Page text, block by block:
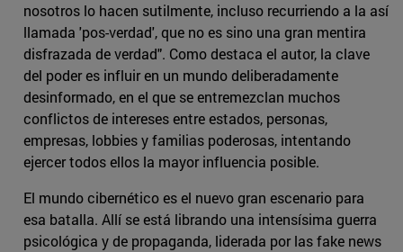
nosotros lo hacen sutilmente, incluso recurriendo a la así
llamada 'pos-verdad', que no es sino una gran mentira
disfrazada de verdad". Como destaca el autor, la clave
del poder es influir en un mundo deliberadamente
desinformado, en el que se entremezclan muchos
conflictos de intereses entre estados, personas,
empresas, lobbies y familias poderosas, intentando
ejercer todos ellos la mayor influencia posible.
El mundo cibernético es el nuevo gran escenario para
esa batalla. Allí se está librando una intensísima guerra
psicológica y de propaganda, liderada por las fake news